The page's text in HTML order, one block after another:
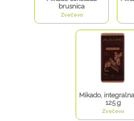
brusnica
Zvečevo
Mikado,
125 g
Zvečevo